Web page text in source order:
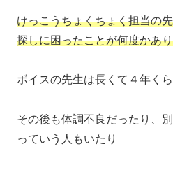
けっこうちょくちょく担当の
探しに困ったことが何度かあ
ボイスの先生は長くて４年く
その後も体調不良だったり、
っていう人もいたり